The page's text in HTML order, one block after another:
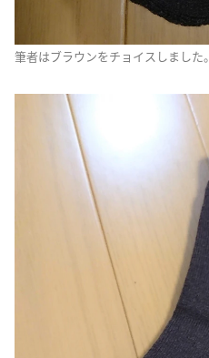
筆者はブラウンをチョイスしました。